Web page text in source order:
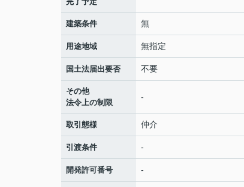
建築条件 無
用途地域 無指定
国土法届出要否 不要
その他
法令上の制限
-
取引態様 仲介
引渡条件 -
開発許可番号 -